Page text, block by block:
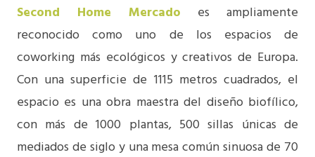
Second Home Mercado es ampliamente
reconocido como uno de los espacios de
coworking más ecológicos y creativos de Europa.
Con una superficie de 1115 metros cuadrados, el
espacio es una obra maestra del diseño biofílico,
con más de 1000 plantas, 500 sillas únicas de
mediados de siglo y una mesa común sinuosa de 70